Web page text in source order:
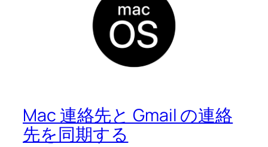
Mac 連絡先と Gmail の連絡
先を同期する